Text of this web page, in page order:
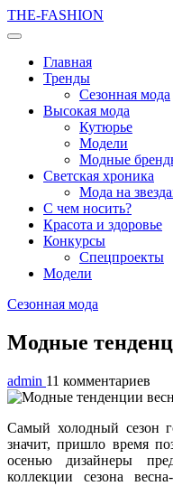
THE-FASHION
Главная
Тренды
Сезонная мода
Высокая мода
Кутюрье
Модели
Модные
Светская хроника
Мода на
С чем носить?
Красота и здоровье
Конкурсы
Спецпроекты
Модели
Сезонная мода
Модные
admin 11 комментариев
Самый холодный сезон
значит, пришло время
осенью дизайнеры
коллекции сезона